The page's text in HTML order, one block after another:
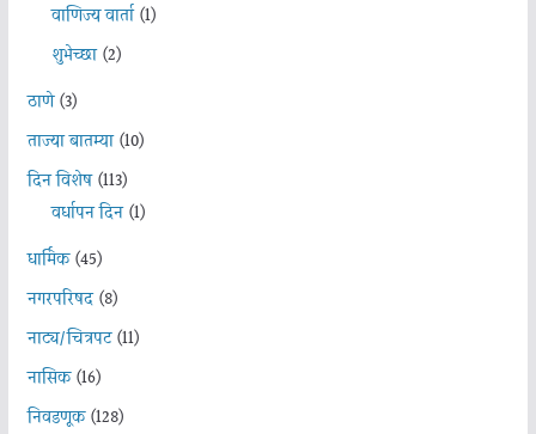
वाणिज्य वार्ता(1)
शुभेच्छा(2)
ठाणे(3)
ताज्या बातम्या(10)
दिन विशेष(113)
वर्धापन दिन(1)
धार्मिक(45)
नगरपरिषद(8)
नाट्य/चित्रपट(11)
नासिक(16)
निवडणूक(128)